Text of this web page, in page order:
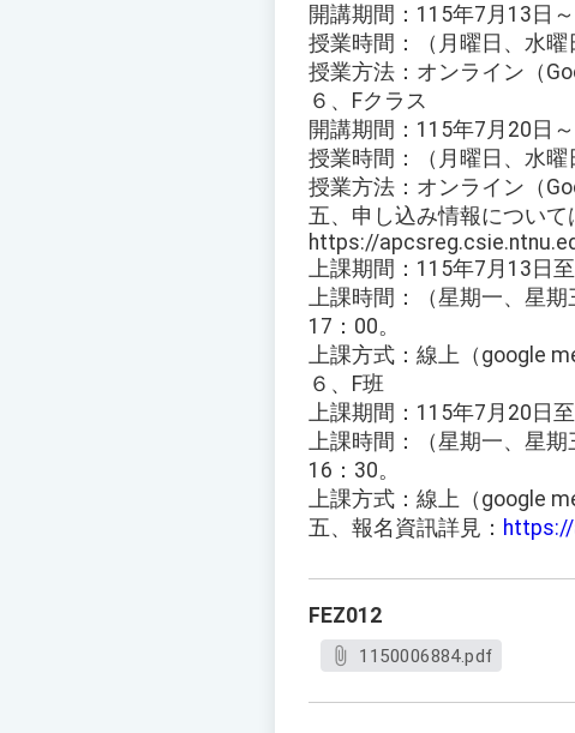
開講期間：115年7月13日
授業時間：（月曜日、水曜
授業方法：オンライン（
６、Fクラス
開講期間：115年7月20日
授業時間：（月曜日、水曜
授業方法：オンライン（
五、申し込み情報について
https://
上課期間：115年7月13日至
上課時間：（星期一、星
17：00。
上課方式：線上（google
６、F班
上課期間：115年7月20日至
上課時間：（星期一、星
16：30。
上課方式：線上（google
五、報名資訊詳見：
FEZ012
1150006884.pdf